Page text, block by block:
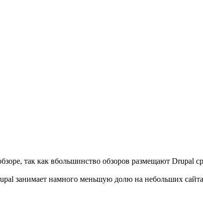
так как вбольшинство обзоров размещают Drupal
занимает намного меньшую долю на небольших